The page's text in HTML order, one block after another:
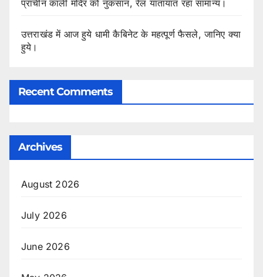
प्राचीन काली मंदिर को नुकसान, रेल यातायात रहा सामान्य।
उत्तराखंड में आज हुये धामी कैबिनेट के महत्पूर्ण फैसले, जानिए क्या
हुये।
Recent Comments
Archives
August 2026
July 2026
June 2026